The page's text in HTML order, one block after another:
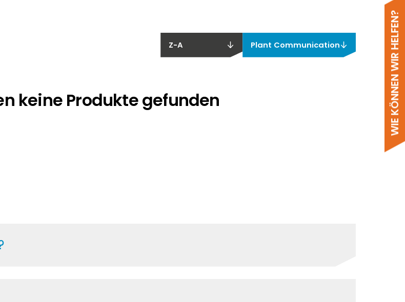
WIE KÖNNEN WIR HELFEN?
Z-A Plant Communication
keine Produkte gefunden
Planung. Mit über zehn Jahren Erfahrung sorgen wir dafür, dass alles